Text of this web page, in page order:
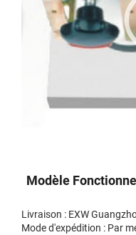
Modèle
Livraison : EXW
Mode d'expédition : Par